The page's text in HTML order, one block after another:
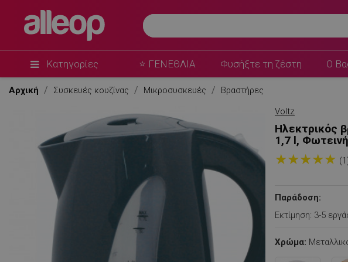
Κατηγορίες ⭐ ΓΕΝΕΘΛΙΑ Φυσήξτε τη ζέστη Ο
Αρχική Συσκευές κουζίνας Μικροσυσκευές
Βραστήρες
Voltz
Ηλεκτρικός
1,7 l,
★★★★★
Παράδοση:
Εκτίμηση: 3-5
Χρώμα:
Voltz
Ηλεκτρικός βραστήρας Oliver Voltz OV51230B, 2200W, 1,7 l, Φωτεινή
ένδειξη, Ασύρματο, Μεταλλικό γκρι
★★★★★(1) 0 Ερωτήσεις